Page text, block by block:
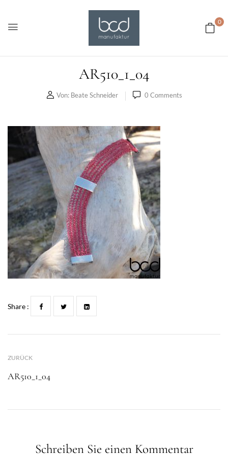
0
AR510_1_04
Von: Beate Schneider 0 Comments
Share :
ZURÜCK
AR510_1_04
Schreiben Sie einen Kommentar